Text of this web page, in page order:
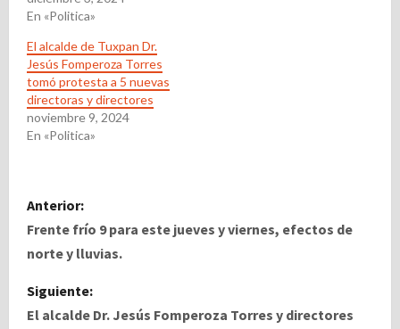
En «Politica»
El alcalde de Tuxpan Dr.
Jesús Fomperoza Torres
tomó protesta a 5 nuevas
directoras y directores
noviembre 9, 2024
En «Politica»
N
a
e
Anterior:
Frente frío 9 para este jueves y viernes, efectos de
norte y lluvias.
Siguiente:
El alcalde Dr. Jesús Fomperoza Torres y directores